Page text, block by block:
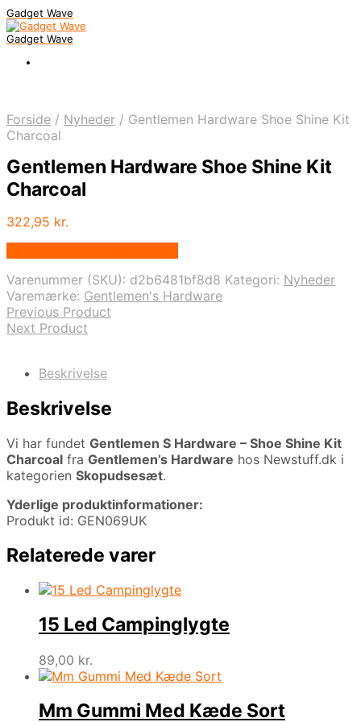
Gadget Wave
Gadget Wave
Forside / Nyheder / Gentlemen Hardware Shoe Shine Kit
Charcoal
Gentlemen Hardware Shoe Shine Kit
Charcoal
322,95 kr.
Varenummer (SKU): d2b6481bf8d8 Kategori: Nyheder
Varemærke: Gentlemen's Hardware
Previous Product
Next Product
Beskrivelse
Beskrivelse
Vi har fundet Gentlemen S Hardware – Shoe Shine Kit
Charcoal fra Gentlemen’s Hardware hos Newstuff.dk i
kategorien Skopudsesæt.
Yderlige produktinformationer:
Produkt id: GEN069UK
Relaterede varer
15 Led Campinglygte
89,00 kr.
Mm Gummi Med Kæde Sort